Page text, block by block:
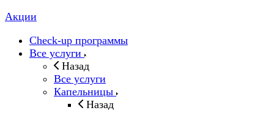
Акции
Check-up программы
Все услуги
Назад
Все услуги
Капельницы
Назад